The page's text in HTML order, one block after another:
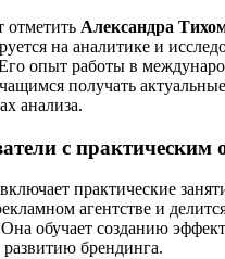
отметить Александра
на аналитике и
опыт работы в
получать
анализа.
с практическим
практические
агентстве и
обучает созданию
брендинга.